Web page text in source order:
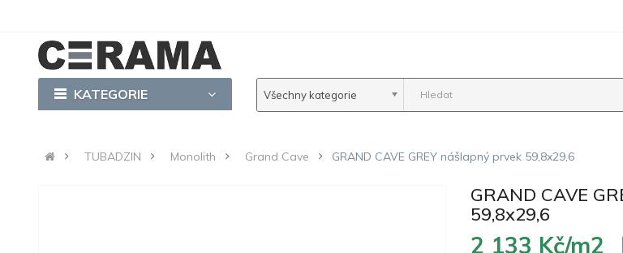
KATEGORIE Všechny kategorie
TUBADZIN Monolith Grand Cave GRAND CAVE GREY nášlapný prvek 59,8x29,6
GRAND CAVE
59,8x29,6
2 133 Kč/m2